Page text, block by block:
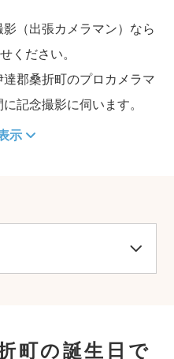
（出張カメラマン）なら
ください。
郡桑折町のプロカメラマ
記念撮影に伺います。
示
町の誕生日で